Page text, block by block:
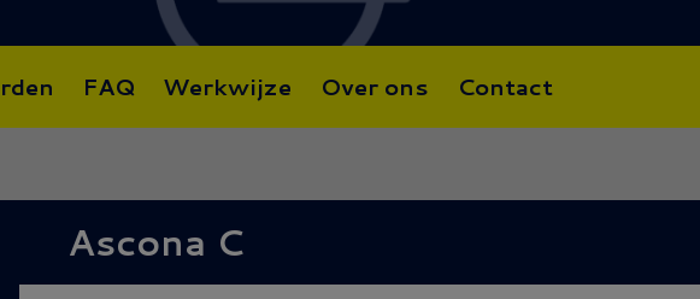
FAQ Werkwijze Over ons Contact
Ascona C